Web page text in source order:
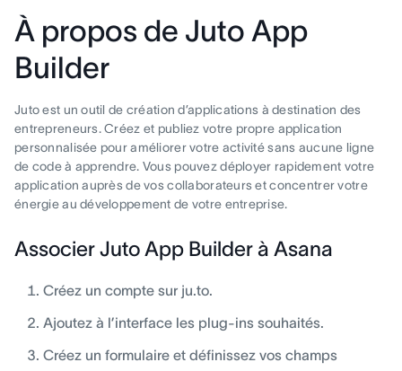
À propos de Juto App
Builder
Juto est un outil de création d’applications à destination des
entrepreneurs. Créez et publiez votre propre application
personnalisée pour améliorer votre activité sans aucune ligne
de code à apprendre. Vous pouvez déployer rapidement votre
application auprès de vos collaborateurs et concentrer votre
énergie au développement de votre entreprise.
Associer Juto App Builder à Asana
Créez un compte sur ju.to.
Ajoutez à l’interface les plug-ins souhaités.
Créez un formulaire et définissez vos champs